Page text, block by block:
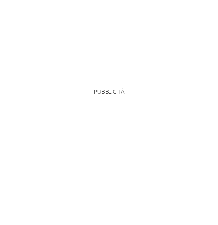
PUBBLICITÀ